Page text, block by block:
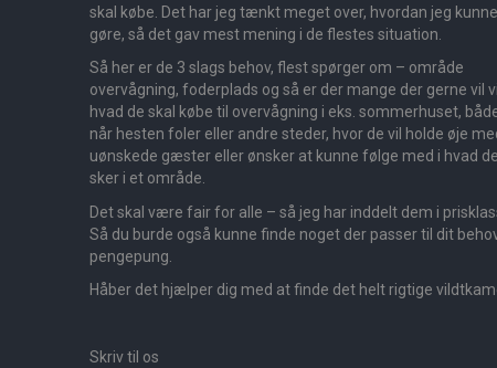
skal købe. Det har jeg tænkt meget over, hvordan jeg kunne
gøre, så det gav mest mening i de flestes situation.
Så her er de 3 slags behov, flest spørger om – område
overvågning, foderplads og så er der mange der gerne vil
hvad de skal købe til overvågning i eks. sommerhuset,
når hesten foler eller andre steder, hvor de vil holde øje
uønskede gæster eller ønsker at kunne følge med i hvad
sker i et område.
Det skal være fair for alle – så jeg har inddelt dem i
Så du burde også kunne finde noget der passer til dit
pengepung.
Håber det hjælper dig med at finde det helt rigtige
Skriv til os